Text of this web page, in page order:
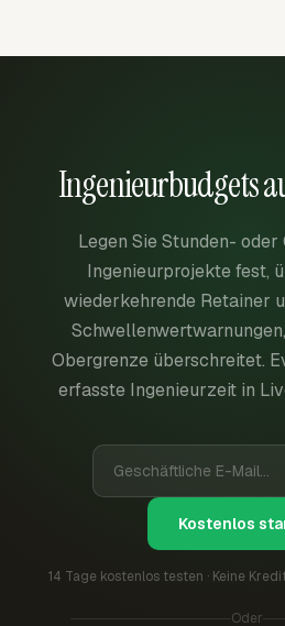
Ingenieurbudgets
Legen Sie Stunden-
Ingenieurprojekte fest,
wiederkehrende Retainer
Obergrenze überschreitet.
erfasste Ingenieurzeit in
Kostenlos
14 Tage kostenlos testen · Keine
Oder